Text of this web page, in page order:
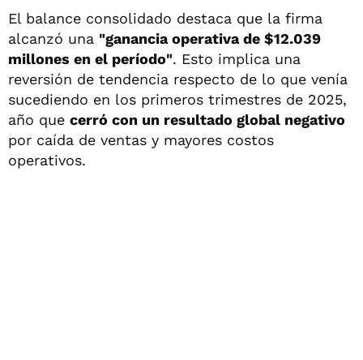
El balance consolidado destaca que la firma
alcanzó una "ganancia operativa de $12.039
millones en el período". Esto implica una
reversión de tendencia respecto de lo que venía
sucediendo en los primeros trimestres de 2025,
año que cerró con un resultado global negativo
por caída de ventas y mayores costos
operativos.